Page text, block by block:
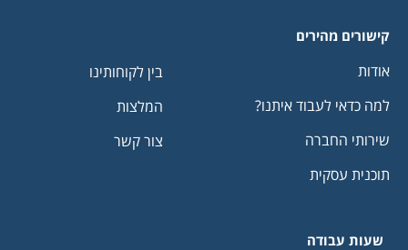
קישורים מהירים
אודות
למה כדאי לעבוד איתנו?
שירותי החברה
תוכנית עסקית
בין לקוחותינו
המלצות
צור קשר
שעות עבודה